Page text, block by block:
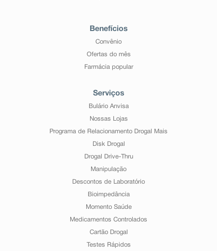
Benefícios
Convênio
Ofertas do mês
Farmácia popular
Serviços
Bulário Anvisa
Nossas Lojas
Programa de Relacionamento Drogal Mais
Disk Drogal
Drogal Drive-Thru
Manipulação
Descontos de Laboratório
Bioimpedância
Momento Saúde
Medicamentos Controlados
Cartão Drogal
Testes Rápidos